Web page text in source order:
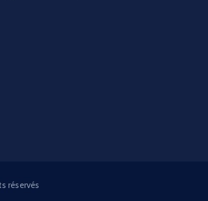
réservés